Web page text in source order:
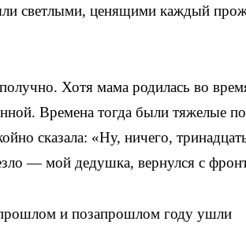
светлыми, ценящими каждый
Хотя мама родилась во
Времена тогда были тяжелые
сказала: «Ну, ничего,
— мой дедушка, вернулся с
и позапрошлом году ушли